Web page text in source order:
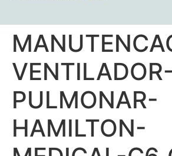
VENTILADOR-
PULMONAR-
HAMILTON-